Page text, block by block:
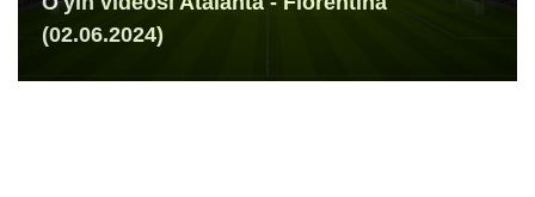
(02.06.2024)